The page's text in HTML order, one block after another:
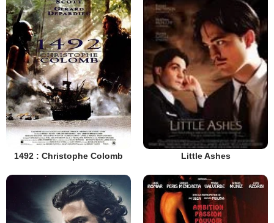
1492 : Christophe Colomb Little Ashes